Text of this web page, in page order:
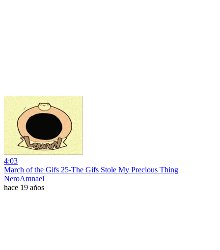
4:03
March of the Gifs 25-The Gifs Stole My Precious Thing
NeroAmnael
hace 19 años